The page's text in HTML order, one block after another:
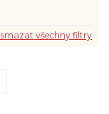
smazat všechny filtry